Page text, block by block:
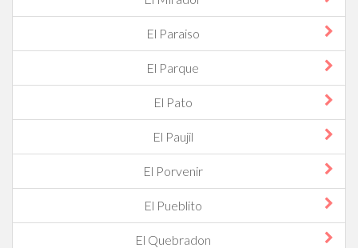
El Paraiso
El Parque
El Pato
El Paujil
El Porvenir
El Pueblito
El Quebradon